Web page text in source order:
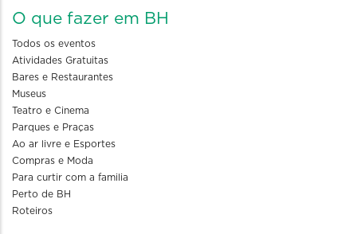
O que fazer em BH
Todos os eventos
Atividades Gratuitas
Bares e Restaurantes
Museus
Teatro e Cinema
Parques e Praças
Ao ar livre e Esportes
Compras e Moda
Para curtir com a familia
Perto de BH
Roteiros